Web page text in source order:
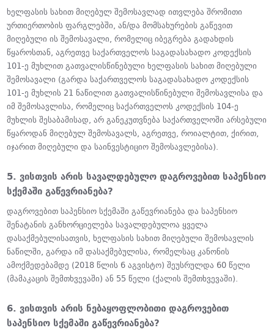
ხელფასის სახით მიღებულ შემოსავლად ითვლება შრომითი
ურთიერთობის ფარგლებში, ან/და მომსახურების გაწევით
მიღებული ის შემოსავალი, რომელიც იბეგრება გადახდის
წყაროსთან, აგრეთვე საქართველოს საგადასახადო კოდექსის
101-ე მუხლით გათვალისწინებული ხელფასის სახით მიღებული
შემოსავალი (გარდა საქართველოს საგადასახადო კოდექსის
101-ე მუხლის 21 ნაწილით გათვალისწინებული შემოსავლისა და
იმ შემოსავლისა, რომელიც საქართველოს კოდექსის 104-ე
მუხლის შესაბამისად, არ განეკუთვნება საქართველოში არსებული
წყაროდან მიღებულ შემოსავალს, აგრეთვე, როიალტით, ქირით,
იჯარით მიღებული და საინვესტიციო შემოსავლებისა).
5. ვისთვის არის სავალდებულო დაგროვებით საპენსიო
სქემაში გაწევრიანება?
დაგროვებით საპენსიო სქემაში გაწევრიანება და საპენსიო
შენატანის განხორციელება სავალდებულოა ყველა
დასაქმებულისათვის, ხელფასის სახით მიღებული შემოსავლის
ნაწილში, გარდა იმ დასაქმებულისა, რომელსაც კანონის
ამოქმედებამდე (2018 წლის 6 აგვისტო) შეუსრულდა 60 წელი
(მამაკაცის შემთხვევაში) ან 55 წელი (ქალის შემთხვევაში).
6. ვისთვის არის ნებაყოფლობითი დაგროვებით
საპენსიო სქემაში გაწევრიანება?